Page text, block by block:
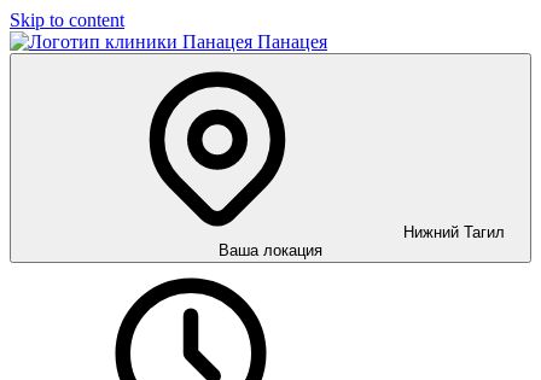
Skip to content
Панацея
Нижний Тагил
Ваша локация